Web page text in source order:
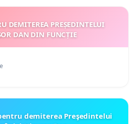
DEMITEREA PREȘEDINTELUI
DAN DIN FUNCȚIE
demiterea Preşedintelui